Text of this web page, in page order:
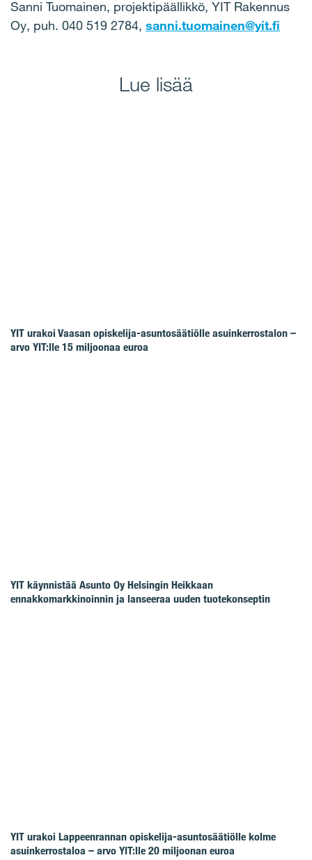
Sanni Tuomainen, projektipäällikkö, YIT Rakennus
Oy, puh. 040 519 2784, sanni.tuomainen@yit.fi
Lue lisää
YIT urakoi Vaasan opiskelija-asuntosäätiölle asuinkerrostalon –
arvo YIT:lle 15 miljoonaa euroa
YIT käynnistää Asunto Oy Helsingin Heikkaan
ennakkomarkkinoinnin ja lanseeraa uuden tuotekonseptin
YIT urakoi Lappeenrannan opiskelija-asuntosäätiölle kolme
asuinkerrostaloa – arvo YIT:lle 20 miljoonan euroa